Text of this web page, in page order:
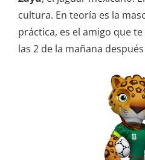
cultura. En teoría es la
práctica, es el amigo que
las 2 de la mañana